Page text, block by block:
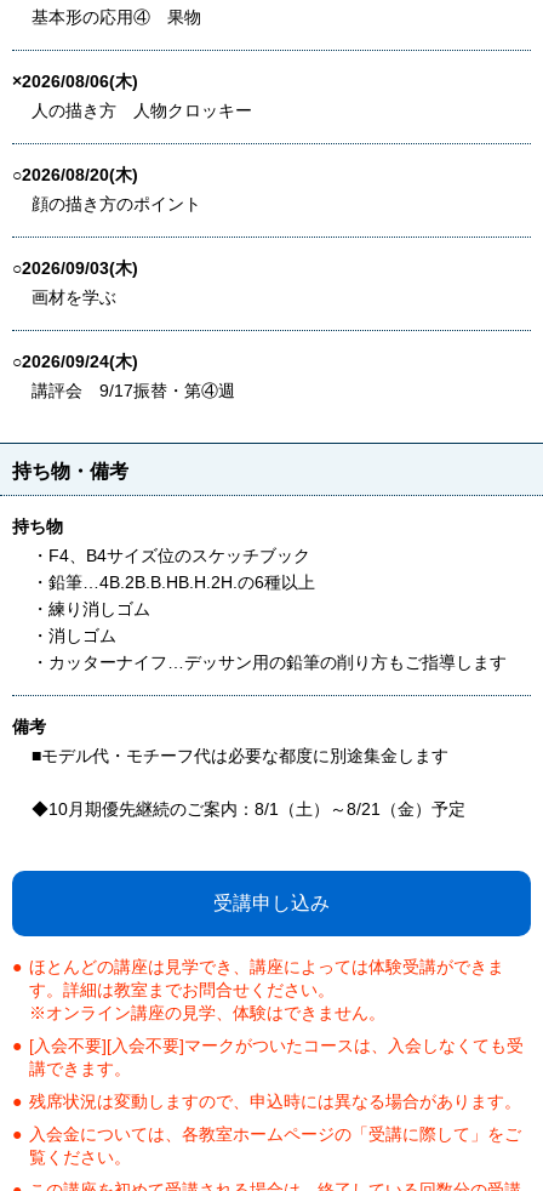
基本形の応用④ 果物
×2026/08/06(木)
人の描き方 人物クロッキー
○2026/08/20(木)
顔の描き方のポイント
○2026/09/03(木)
画材を学ぶ
○2026/09/24(木)
講評会 9/17振替・第④週
持ち物・備考
持ち物
・F4、B4サイズ位のスケッチブック
・鉛筆…4B.2B.B.HB.H.2H.の6種以上
・練り消しゴム
・消しゴム
・カッターナイフ…デッサン用の鉛筆の削り方もご指導します
備考
■モデル代・モチーフ代は必要な都度に別途集金します
◆10月期優先継続のご案内：8/1（土）～8/21（金）予定
受講申し込み
ほとんどの講座は見学でき、講座によっては体験受講ができま
す。詳細は教室までお問合せください。
※オンライン講座の見学、体験はできません。
[入会不要][入会不要]マークがついたコースは、入会しなくても受
講できます。
残席状況は変動しますので、申込時には異なる場合があります。
入会金については、各教室ホームページの「受講に際して」をご
覧ください。